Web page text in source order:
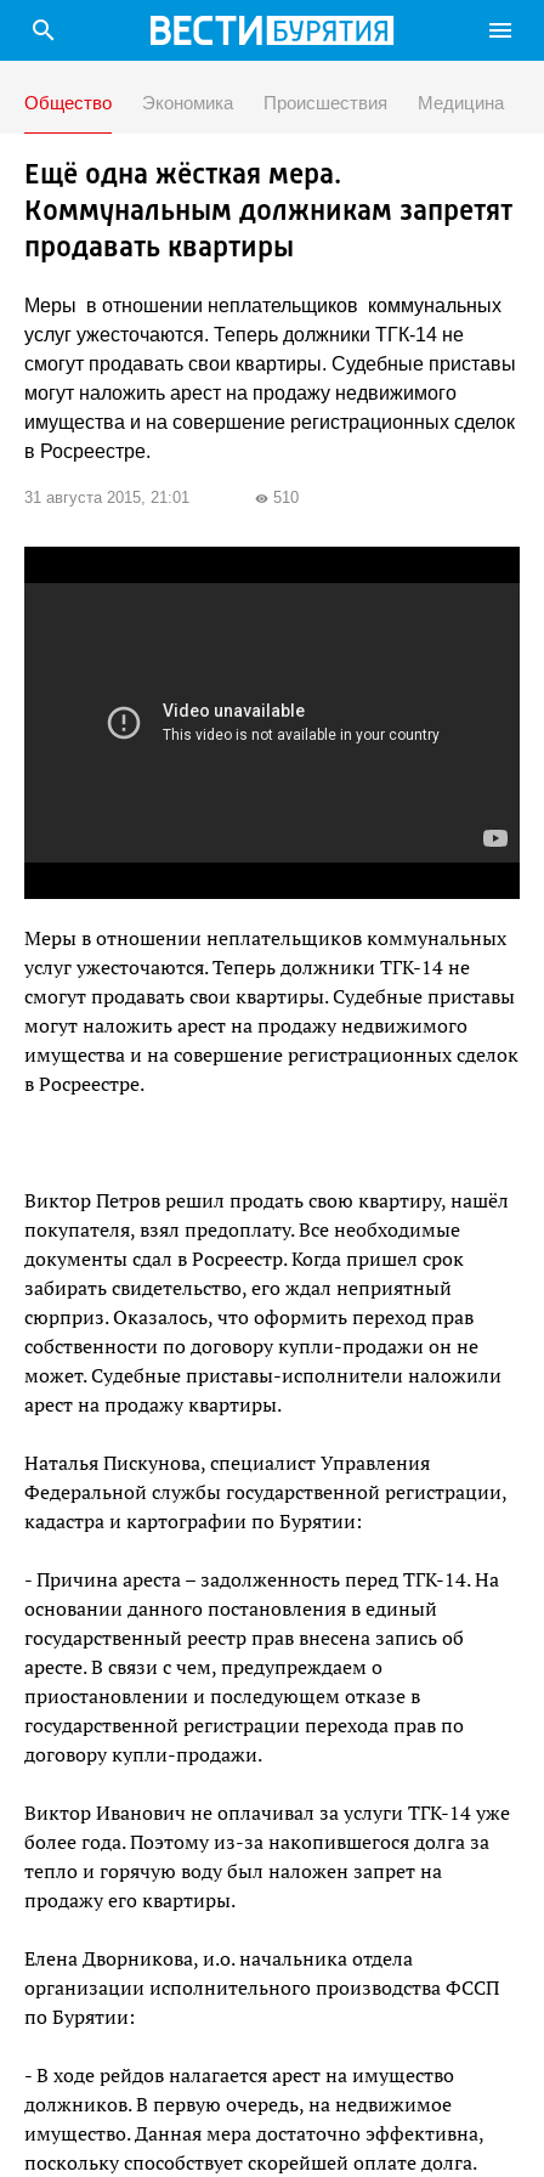
search menu
Общество Экономика Происшествия Медицина
Ещё одна жёсткая мера.
Коммунальным должникам запретят
продавать квартиры
Меры в отношении неплательщиков коммунальных
услуг ужесточаются. Теперь должники ТГК-14 не
смогут продавать свои квартиры. Судебные приставы
могут наложить арест на продажу недвижимого
имущества и на совершение регистрационных сделок
в Росреестре.
31 августа 2015, 21:01 visibility 510
Меры в отношении неплательщиков коммунальных
услуг ужесточаются. Теперь должники ТГК-14 не
смогут продавать свои квартиры. Судебные приставы
могут наложить арест на продажу недвижимого
имущества и на совершение регистрационных сделок
в Росреестре.
Виктор Петров решил продать свою квартиру, нашёл
покупателя, взял предоплату. Все необходимые
документы сдал в Росреестр. Когда пришел срок
забирать свидетельство, его ждал неприятный
сюрприз. Оказалось, что оформить переход прав
собственности по договору купли-продажи он не
может. Судебные приставы-исполнители наложили
арест на продажу квартиры.
Наталья Пискунова, специалист Управления
Федеральной службы государственной регистрации,
кадастра и картографии по Бурятии:
- Причина ареста – задолженность перед ТГК-14. На
основании данного постановления в единый
государственный реестр прав внесена запись об
аресте. В связи с чем, предупреждаем о
приостановлении и последующем отказе в
государственной регистрации перехода прав по
договору купли-продажи.
Виктор Иванович не оплачивал за услуги ТГК-14 уже
более года. Поэтому из-за накопившегося долга за
тепло и горячую воду был наложен запрет на
продажу его квартиры.
Елена Дворникова, и.о. начальника отдела
организации исполнительного производства ФССП
по Бурятии:
- В ходе рейдов налагается арест на имущество
должников. В первую очередь, на недвижимое
имущество. Данная мера достаточно эффективна,
поскольку способствует скорейшей оплате долга.